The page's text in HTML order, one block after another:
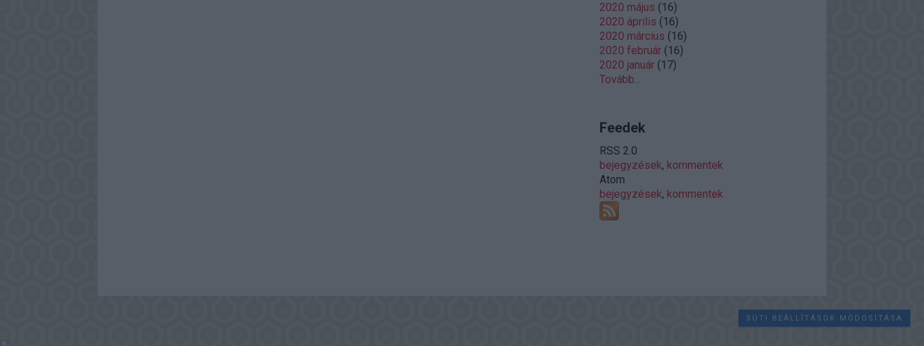
2020 május (16)
2020 április (16)
2020 március (16)
2020 február (16)
2020 január (17)
Tovább...
Feedek
RSS 2.0
bejegyzések, kommentek
Atom
bejegyzések, kommentek
SÜTI BEÁLLÍTÁSOK MÓDOSÍTÁSA